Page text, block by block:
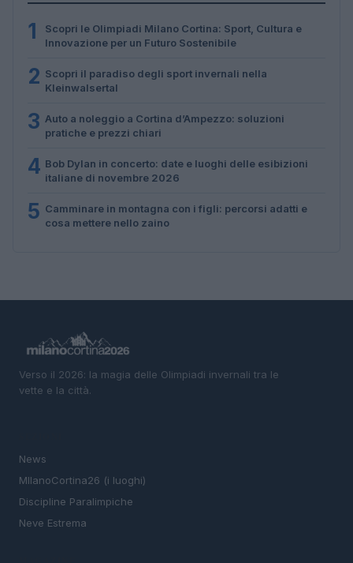
1
Scopri le Olimpiadi Milano Cortina: Sport, Cultura e
Innovazione per un Futuro Sostenibile
2 Scopri il paradiso degli sport invernali nella
Kleinwalsertal
3 Auto a noleggio a Cortina d’Ampezzo: soluzioni
pratiche e prezzi chiari
4 Bob Dylan in concerto: date e luoghi delle esibizioni
italiane di novembre 2026
5 Camminare in montagna con i figli: percorsi adatti e
cosa mettere nello zaino
Verso il 2026: la magia delle Olimpiadi invernali tra le
vette e la città.
News
MIlanoCortina26 (i luoghi)
Discipline Paralimpiche
Neve Estrema